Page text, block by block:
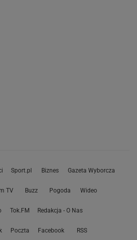
Sport.pl Biznes Gazeta Wyborcza
TV Buzz Pogoda Wideo
Tok.FM Redakcja - O Nas
Poczta Facebook RSS